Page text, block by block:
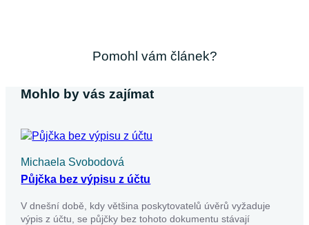
Pomohl vám článek?
Mohlo by vás zajímat
Michaela Svobodová
Půjčka bez výpisu z účtu
V dnešní době, kdy většina poskytovatelů úvěrů vyžaduje
výpis z účtu, se půjčky bez tohoto dokumentu stávají